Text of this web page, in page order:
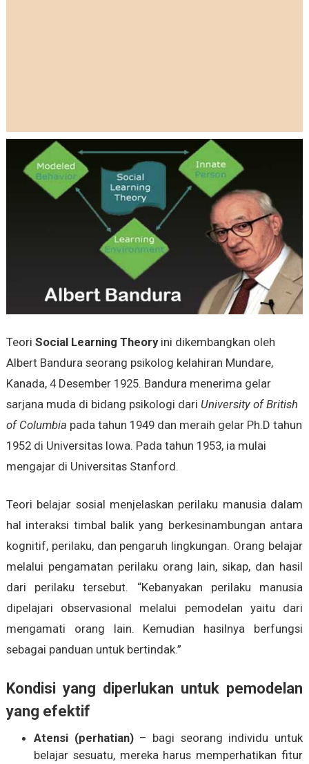
Teori Social Learning Theoryini dikembangkan oleh
Albert Bandura seorang psikolog kelahiran Mundare,
Kanada, 4 Desember 1925. Bandura menerima gelar
sarjana muda di bidang psikologi dari University of British
of Columbia pada tahun 1949 dan meraih gelar Ph.D tahun
1952 di Universitas Iowa. Pada tahun 1953, ia mulai
mengajar di Universitas Stanford.
Teori belajar sosial menjelaskan perilaku manusia dalam
hal interaksi timbal balik yang berkesinambungan antara
kognitif, perilaku, dan pengaruh lingkungan. Orang belajar
melalui pengamatan perilaku orang lain, sikap, dan hasil
dari perilaku tersebut. “Kebanyakan perilaku manusia
dipelajari observasional melalui pemodelan yaitu dari
mengamati orang lain. Kemudian hasilnya berfungsi
sebagai panduan untuk bertindak.”
Kondisi yang diperlukan untuk pemodelan
yang efektif
Atensi (perhatian)– bagi seorang individu untuk
belajar sesuatu, mereka harus memperhatikan fitur